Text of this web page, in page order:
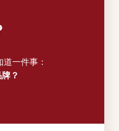
一件事：
？